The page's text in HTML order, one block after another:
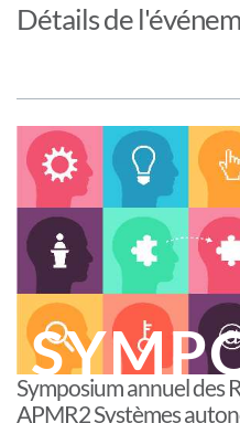
Détails de
Symposium annuel des
APMR2 Systèmes